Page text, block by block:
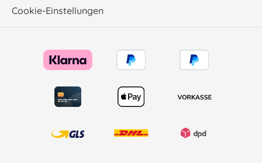
Cookie-Einstellungen